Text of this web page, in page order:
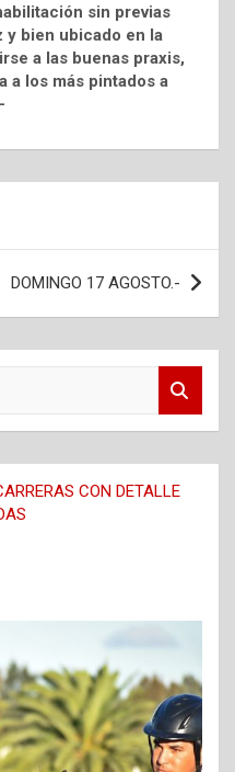
sin previas
bien ubicado en la
a las buenas praxis,
a los más pintados a
DOMINGO 17 AGOSTO.-
CON DETALLE